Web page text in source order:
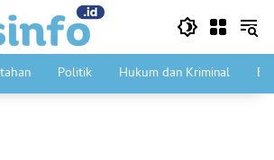
Politik Hukum dan Kriminal